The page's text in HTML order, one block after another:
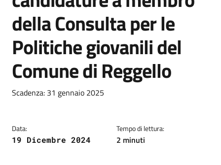
della Consulta per le
Politiche giovanili del
Comune di Reggello
Dettagli
Descrizione breve
Scadenza: 31 gennaio 2025
Data:
19 Dicembre 2024
Tempo di lettura:
2 minuti